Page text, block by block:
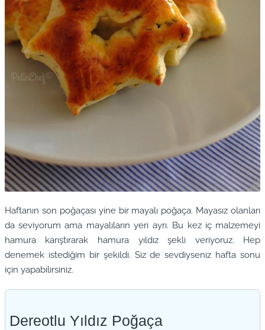
Haftanın son poğaçası yine bir mayalı poğaça. Mayasız olanları
da seviyorum ama mayalıların yeri ayrı. Bu kez iç malzemeyi
hamura karıştırarak hamura yıldız şekli veriyoruz. Hep
denemek istediğim bir şekildi. Siz de sevdiyseniz hafta sonu
için yapabilirsiniz.
Dereotlu Yıldız Poğaça